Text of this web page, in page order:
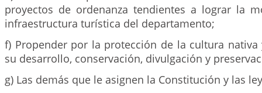
proyectos de ordenanza tendientes a lograr la
infraestructura turística del departamento;
f) Propender por la protección de la cultura nativa
su desarrollo, conservación, divulgación y
g) Las demás que le asignen la Constitución y las